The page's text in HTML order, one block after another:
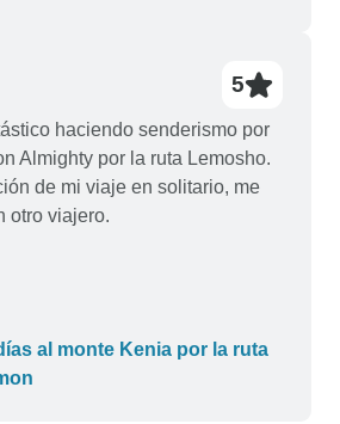
dieron más comida de la que
¡y era de primera! Te
que reserves
Y pedid a Wilson como guía.
5
haciendo senderismo por
Almighty por la ruta Lemosho.
de mi viaje en solitario, me
otro viajero.
al monte Kenia por la ruta